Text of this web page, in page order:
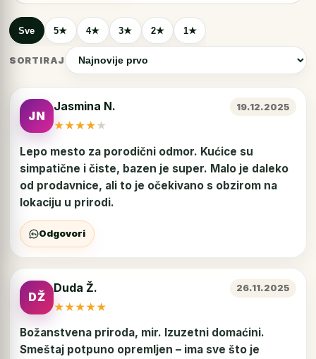
Sve 5★ 4★ 3★ 2★ 1★
SORTIRAJ
JN
Jasmina N. 19.12.2025
★★★★★
Lepo mesto za porodični odmor. Kućice su
simpatične i čiste, bazen je super. Malo je daleko
od prodavnice, ali to je očekivano s obzirom na
lokaciju u prirodi.
Odgovori
DŽ
Duda Ž. 26.11.2025
★★★★★
Božanstvena priroda, mir. Izuzetni domaćini.
Smeštaj potpuno opremljen – ima sve što je